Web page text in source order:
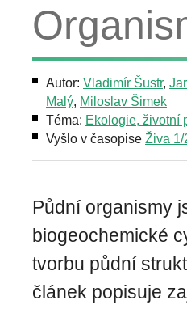
Autor: Vladimír Šustr,
Malý, Miloslav Šimek
Téma: Ekologie, životní
Vyšlo v časopise Živa 1/
Půdní organismy
biogeochemické
tvorbu půdní
článek popisuje